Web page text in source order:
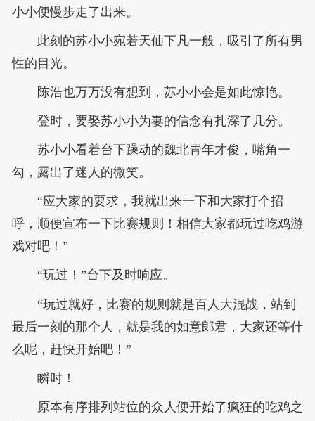
小小便慢步走了出来。
此刻的苏小小宛若天仙下凡一般，吸引了所有男
性的目光。
陈浩也万万没有想到，苏小小会是如此惊艳。
登时，要娶苏小小为妻的信念有扎深了几分。
苏小小看着台下躁动的魏北青年才俊，嘴角一
勾，露出了迷人的微笑。
“应大家的要求，我就出来一下和大家打个招
呼，顺便宣布一下比赛规则！相信大家都玩过吃鸡游
戏对吧！”
“玩过！”台下及时响应。
“玩过就好，比赛的规则就是百人大混战，站到
最后一刻的那个人，就是我的如意郎君，大家还等什
么呢，赶快开始吧！”
瞬时！
原本有序排列站位的众人便开始了疯狂的吃鸡之